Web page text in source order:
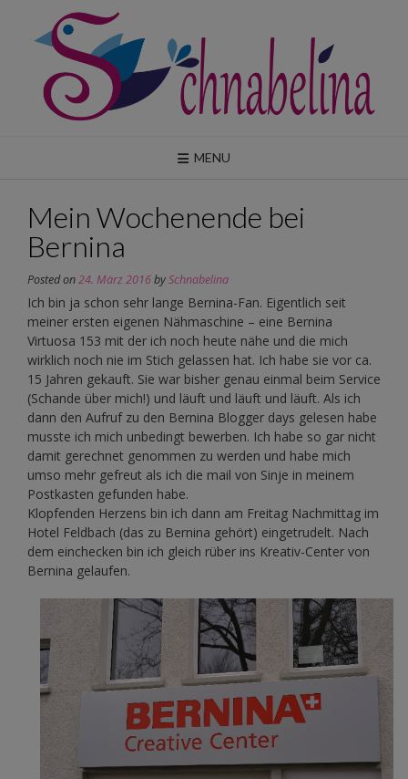
content
MENU
Mein Wochenende bei
Bernina
Posted on24. März 2016bySchnabelina
Ich bin ja schon sehr lange Bernina-Fan. Eigentlich seit
meiner ersten eigenen Nähmaschine – eine Bernina
Virtuosa 153 mit der ich noch heute nähe und die mich
wirklich noch nie im Stich gelassen hat. Ich habe sie vor ca.
15 Jahren gekauft. Sie war bisher genau einmal beim Service
(Schande über mich!) und läuft und läuft und läuft. Als ich
dann den Aufruf zu den Bernina Blogger days gelesen habe
musste ich mich unbedingt bewerben. Ich habe so gar nicht
damit gerechnet genommen zu werden und habe mich
umso mehr gefreut als ich die mail von Sinje in meinem
Postkasten gefunden habe.
Klopfenden Herzens bin ich dann am Freitag Nachmittag im
Hotel Feldbach (das zu Bernina gehört) eingetrudelt. Nach
dem einchecken bin ich gleich rüber ins Kreativ-Center von
Bernina gelaufen.